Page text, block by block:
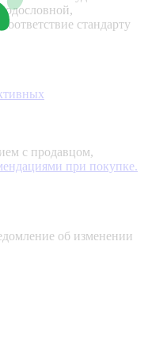
стандарту
с продавцом,
при покупке.
об изменении